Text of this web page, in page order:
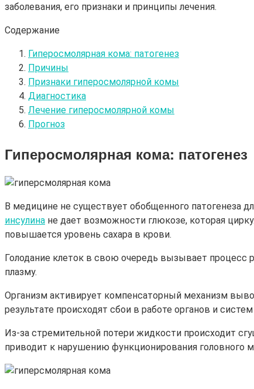
заболевания, его признаки и принципы лечения.
Содержание
Гиперосмолярная кома: патогенез
Причины
Признаки гиперосмолярной комы
Диагностика
Лечение гиперосмолярной комы
Прогноз
Гиперосмолярная кома: патогенез
В медицине не существует обобщенного патогенеза
инсулина не дает возможности глюкозе, которая
повышается уровень сахара в крови.
Голодание клеток в свою очередь вызывает
плазму.
Организм активирует компенсаторный механизм
результате происходят сбои в работе органов и
Из-за стремительной потери жидкости происходит
приводит к нарушению функционирования головного